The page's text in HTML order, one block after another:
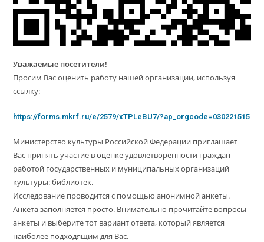
Уважаемые посетители!
Просим Вас оценить работу нашей организации, используя
ссылку:
https://forms.mkrf.ru/e/2579/xTPLeBU7/?ap_orgcode=030221515
Министерство культуры Российской Федерации приглашает
Вас принять участие в оценке удовлетворенности граждан
работой государственных и муниципальных организаций
культуры: библиотек.
Исследование проводится с помощью анонимной анкеты.
Анкета заполняется просто. Внимательно прочитайте вопросы
анкеты и выберите тот вариант ответа, который является
наиболее подходящим для Вас.